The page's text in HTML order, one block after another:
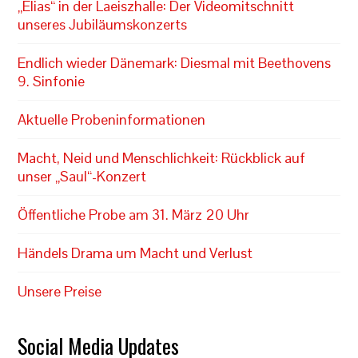
„Elias“ in der Laeiszhalle: Der Videomitschnitt
unseres Jubiläumskonzerts
Endlich wieder Dänemark: Diesmal mit Beethovens
9. Sinfonie
Aktuelle Probeninformationen
Macht, Neid und Menschlichkeit: Rückblick auf
unser „Saul“-Konzert
Öffentliche Probe am 31. März 20 Uhr
Händels Drama um Macht und Verlust
Unsere Preise
Social Media Updates